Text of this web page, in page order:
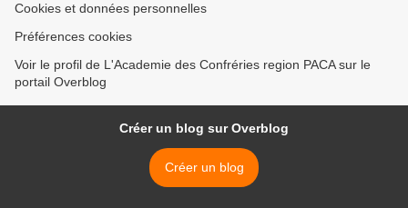
Cookies et données personnelles
Préférences cookies
Voir le profil de L'Academie des Confréries region PACA sur le
portail Overblog
Créer un blog sur Overblog
Créer un blog